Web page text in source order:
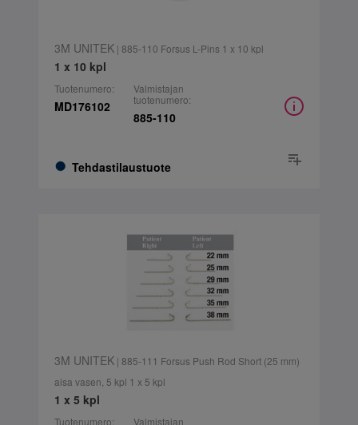
3M UNITEK| 885-110 Forsus L-Pins 1 x 10 kpl
1 x 10 kpl
Tuotenumero:
MD176102
Tehdastilaustuote
Valmistajan
tuotenumero:
885-110
3M UNITEK| 885-111 Forsus Push Rod Short (25 mm)
aisa vasen, 5 kpl 1 x 5 kpl
1 x 5 kpl
Tuotenumero:
Valmistajan